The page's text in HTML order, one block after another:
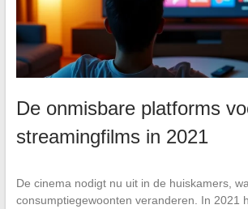
De onmisbare platforms
streamingfilms in 2021
De cinema nodigt nu uit in de huiskamers,
consumptiegewoonten veranderen. In 2021